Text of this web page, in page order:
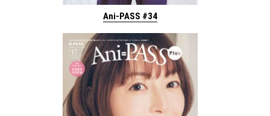
Ani-PASS #34